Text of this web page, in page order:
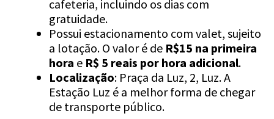
cafeteria, incluindo os dias com
gratuidade.
Possui estacionamento com valet, sujeito
a lotação. O valor é de R$15 na primeira
hora e R$ 5 reais por hora adicional.
Localização: Praça da Luz, 2, Luz. A
Estação Luz é a melhor forma de chegar
de transporte público.